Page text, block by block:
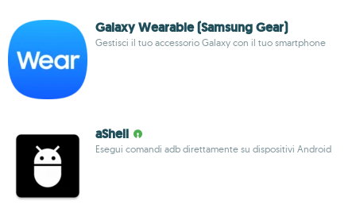
Galaxy Wearable (Samsung Gear)
Gestisci il tuo accessorio Galaxy con il tuo smartphone
aShell
Esegui comandi adb direttamente su dispositivi Android